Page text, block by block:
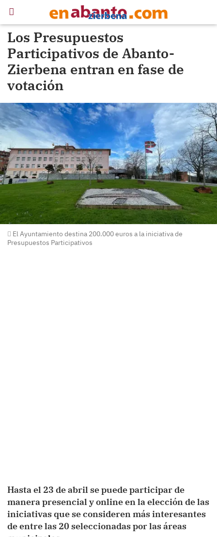
Los Presupuestos
Participativos de Abanto-
Zierbena entran en fase de
votación
El Ayuntamiento destina 200.000 euros a la iniciativa de
Presupuestos Participativos
Hasta el 23 de abril se puede participar de
manera presencial y online en la elección de las
iniciativas que se consideren más interesantes
de entre las 20 seleccionadas por las áreas